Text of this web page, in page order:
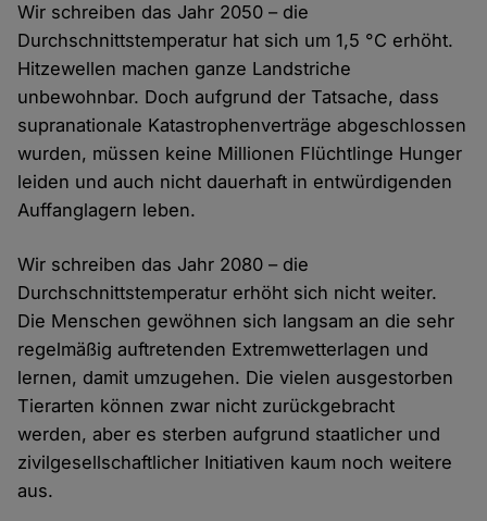
Wir schreiben das Jahr 2050 – die
Durchschnittstemperatur hat sich um 1,5 °C erhöht.
Hitzewellen machen ganze Landstriche
unbewohnbar. Doch aufgrund der Tatsache, dass
supranationale Katastrophenverträge abgeschlossen
wurden, müssen keine Millionen Flüchtlinge Hunger
leiden und auch nicht dauerhaft in entwürdigenden
Auffanglagern leben.
Wir schreiben das Jahr 2080 – die
Durchschnittstemperatur erhöht sich nicht weiter.
Die Menschen gewöhnen sich langsam an die sehr
regelmäßig auftretenden Extremwetterlagen und
lernen, damit umzugehen. Die vielen ausgestorben
Tierarten können zwar nicht zurückgebracht
werden, aber es sterben aufgrund staatlicher und
zivilgesellschaftlicher Initiativen kaum noch weitere
aus.